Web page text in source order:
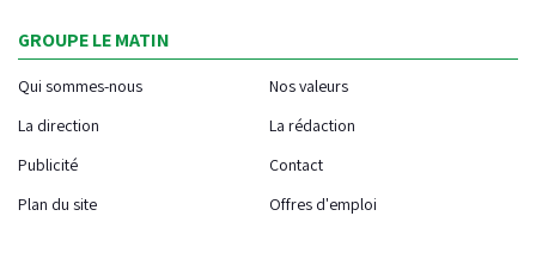
GROUPE LE MATIN
Qui sommes-nous
Nos valeurs
La direction
La rédaction
Publicité
Contact
Plan du site
Offres d'emploi